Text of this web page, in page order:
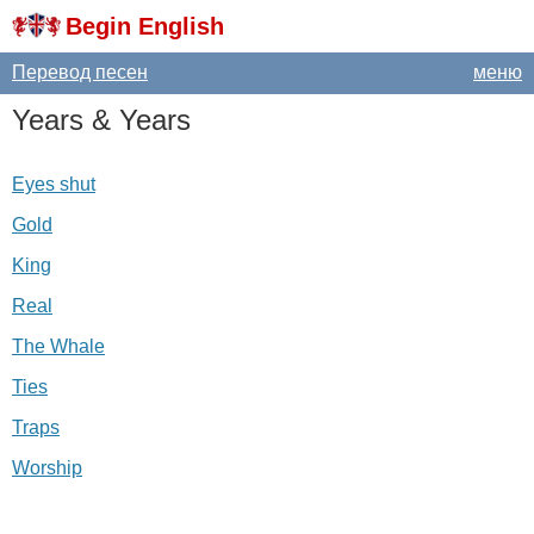
Begin English
меню
Перевод песен
Years & Years
Eyes shut
Gold
King
Real
The Whale
Ties
Traps
Worship